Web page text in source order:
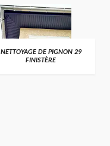
NETTOYAGE DE PIGNON 29
FINISTÈRE